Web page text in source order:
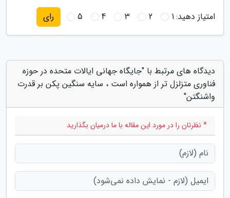
امتیاز دهید:1
2
3
4
5 رای
دیدگاه های مرتبط با "جایگاه جهانی ایالات متحده در حوزه
فناوری متزلزل تر از همواره است ، سایه سنگین پکن بر قدرت
واشنگتن"
* نظرتان را در مورد این مقاله با ما درمیان بگذارید